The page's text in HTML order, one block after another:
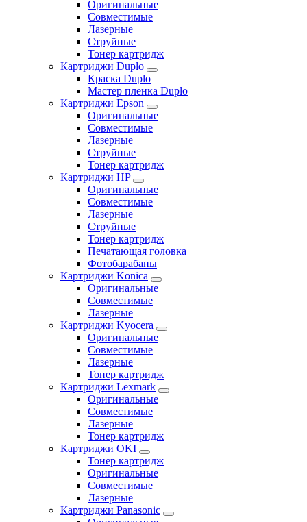
Оригинальные
Совместимые
Лазерные
Струйные
Тонер картридж
Картриджи Duplo
Краска Duplo
Мастер пленка Duplo
Картриджи Epson
Оригинальные
Совместимые
Лазерные
Струйные
Тонер картридж
Картриджи HP
Оригинальные
Совместимые
Лазерные
Струйные
Тонер картридж
Печатающая головка
Фотобарабаны
Картриджи Konica
Оригинальные
Совместимые
Лазерные
Картриджи Kyocera
Оригинальные
Совместимые
Лазерные
Тонер картридж
Картриджи Lexmark
Оригинальные
Совместимые
Лазерные
Тонер картридж
Картриджи OKI
Тонер картридж
Оригинальные
Совместимые
Лазерные
Картриджи Panasonic